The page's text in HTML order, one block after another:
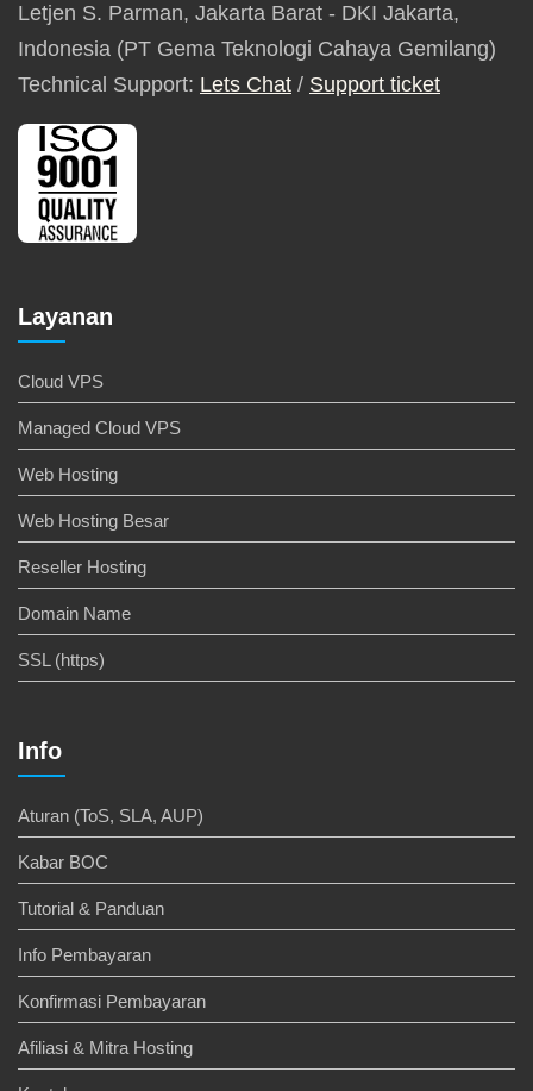
Letjen S. Parman, Jakarta Barat - DKI Jakarta,
Indonesia (PT Gema Teknologi Cahaya Gemilang)
Technical Support: Lets Chat / Support ticket
Layanan
Cloud VPS
Managed Cloud VPS
Web Hosting
Web Hosting Besar
Reseller Hosting
Domain Name
SSL (https)
Info
Aturan (ToS, SLA, AUP)
Kabar BOC
Tutorial & Panduan
Info Pembayaran
Konfirmasi Pembayaran
Afiliasi & Mitra Hosting